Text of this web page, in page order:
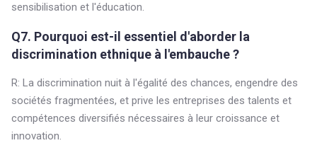
sensibilisation et l'éducation.
Q7. Pourquoi est-il essentiel d'aborder la
discrimination ethnique à l'embauche ?
R: La discrimination nuit à l'égalité des chances, engendre des
sociétés fragmentées, et prive les entreprises des talents et
compétences diversifiés nécessaires à leur croissance et
innovation.